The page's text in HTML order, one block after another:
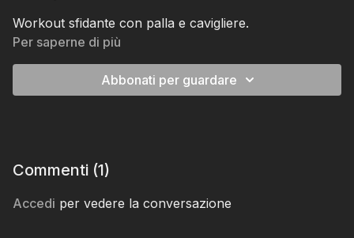
Workout sfidante con palla e cavigliere.
Per saperne di più
Abbonati per guardare
Commenti (1)
Accedi per vedere la conversazione